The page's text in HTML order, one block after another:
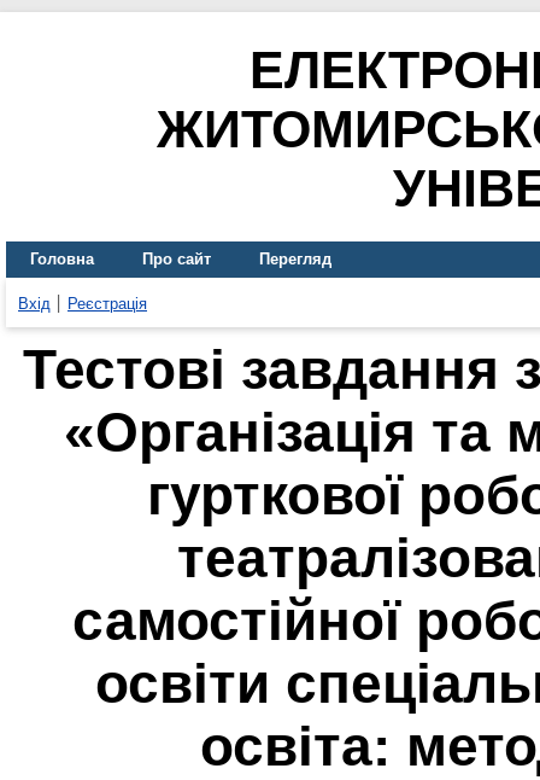
Головна Про сайт Перегляд
Вхід Реєстрація
Тестові завдання
«Організація та
гурткової
самостійної
освіти
освіта: